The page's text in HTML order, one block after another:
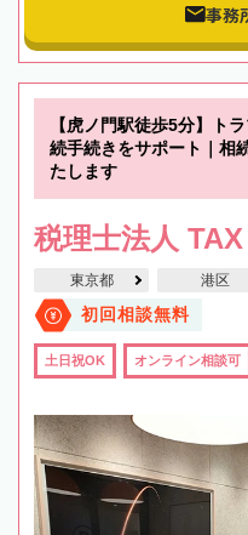
事務
【虎ノ門駅徒歩5分】ト
続手続きをサポート｜相
たします
税理士法人
東京都 港区
初回相談無料
土日祝OK オンライン相談可